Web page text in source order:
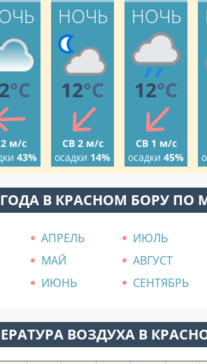
°C
м/с
43%
НОЧЬ
12°C
СВ 2 м/с
осадки 14%
НОЧЬ
12°C
СВ 1 м/с
осадки 45%
В КРАСНОМ БОРУ ПО
АПРЕЛЬ
ИЮЛЬ
МАЙ
АВГУСТ
ИЮНЬ СЕНТЯБРЬ
ВОЗДУХА В